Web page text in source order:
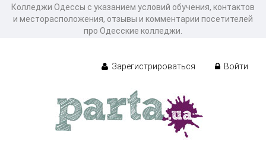
Колледжи Одессы с указанием условий обучения, контактов
и месторасположения, отзывы и комментарии посетителей
про Одесские колледжи.
Зарегистрироваться Войти